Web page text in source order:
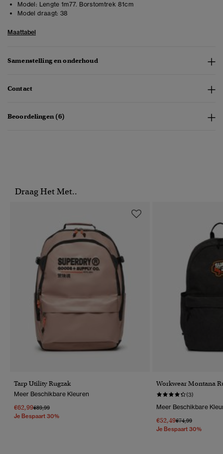
Model: Lengte 1m77. Borstomtrek 81cm
Model draagt: 38
Maattabel
Samenstelling en onderhoud
Contact
Beoordelingen (6)
Draag Het Met..
Tarp Utility Rugzak
Meer Beschikbare Kleuren
€62,99Prijs Verlaagd Van
€89,99Naar
Je Bespaart 30%
Workwear Montana
(3)
Meer Beschikbare
€52,49Prijs Verlaagd Van
€74,99Naar
Je Bespaart 30%